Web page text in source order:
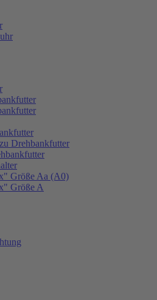
Drehbankfutter
Größe Aa (A0)
Größe A